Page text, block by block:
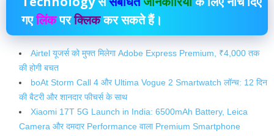
गएलिंकपरक्लिककर सकते हैं।
Airtel यूजर्स को मुफ्त मिलेगा Adobe Express Premium, ₹4,000 तक
की होगी बचत
boAt Storm Call 4 और Ultima Vogue 2 Smartwatch लॉन्च: 12 दिन
की बैटरी और शानदार फीचर्स के साथ
Xiaomi 17T 5G Launch in India: 6500mAh Battery, Leica
Camera और दमदार Performance वाला Premium Smartphone